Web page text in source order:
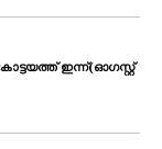
ഇന്ന്(ഓഗസ്റ്റ്